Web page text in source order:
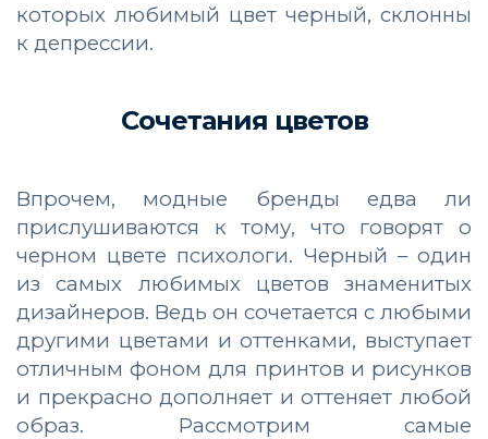
которых любимый цвет черный, склонны
к депрессии.
Сочетания цветов
Впрочем, модные бренды едва ли
прислушиваются к тому, что говорят о
черном цвете психологи. Черный – один
из самых любимых цветов знаменитых
дизайнеров. Ведь он сочетается с любыми
другими цветами и оттенками, выступает
отличным фоном для принтов и рисунков
и прекрасно дополняет и оттеняет любой
образ. Рассмотрим самые